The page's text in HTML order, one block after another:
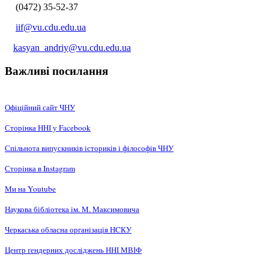
(0472) 35-52-37
iif@vu.cdu.edu.ua
kasyan_andriy@vu.cdu.edu.ua
Важливі посилання
Офіційний сайт ЧНУ
Сторінка ННІ у Facebook
Спільнота випускників істориків і філософів ЧНУ
Сторінка в Instagram
Ми на Youtube
Наукова бібліотека ім. М. Максимовича
Черкаська обласна організація НCКУ
Центр ґендерних досліджень ННІ МВІФ